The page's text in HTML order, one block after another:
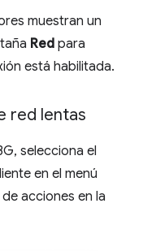
muestran un
Red para
está habilitada.
red lentas
selecciona el
en el menú
acciones en la